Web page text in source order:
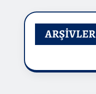
ARŞIVLER